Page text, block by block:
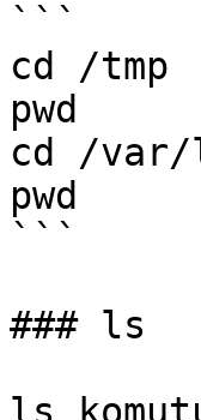
```
cd /tmp
pwd
cd /var/
pwd
```
### ls